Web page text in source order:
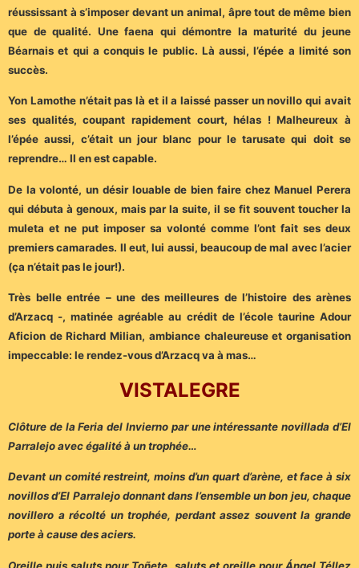
réussissant à s’imposer devant un animal, âpre tout de même bien
que de qualité. Une faena qui démontre la maturité du jeune
Béarnais et qui a conquis le public. Là aussi, l’épée a limité son
succès.
Yon Lamothe n’était pas là et il a laissé passer un novillo qui avait
ses qualités, coupant rapidement court, hélas ! Malheureux à
l’épée aussi, c’était un jour blanc pour le tarusate qui doit se
reprendre… Il en est capable.
De la volonté, un désir louable de bien faire chez Manuel Perera
qui débuta à genoux, mais par la suite, il se fit souvent toucher la
muleta et ne put imposer sa volonté comme l’ont fait ses deux
premiers camarades. Il eut, lui aussi, beaucoup de mal avec l’acier
(ça n’était pas le jour!).
Très belle entrée – une des meilleures de l’histoire des arènes
d’Arzacq -, matinée agréable au crédit de l’école taurine Adour
Aficion de Richard Milian, ambiance chaleureuse et organisation
impeccable: le rendez-vous d’Arzacq va à mas…
VISTALEGRE
Clôture de la Feria del Invierno par une intéressante novillada d’El
Parralejo avec égalité à un trophée…
Devant un comité restreint, moins d’un quart d’arène, et face à six
novillos d’El Parralejo donnant dans l’ensemble un bon jeu, chaque
novillero a récolté un trophée, perdant assez souvent la grande
porte à cause des aciers.
Oreille puis saluts pour Toñete, saluts et oreille pour Ángel Téllez